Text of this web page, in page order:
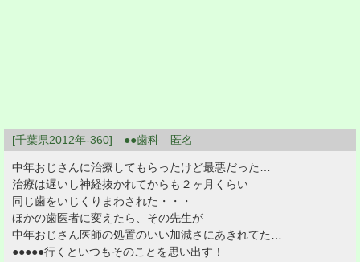
[千葉県2012年-360] ●●歯科 匿名
中年おじさんに治療してもらったけど最悪だった…
治療は遅いし神経抜かれてからも２ヶ月くらい
同じ歯をいじくりまわされた・・・
ほかの歯医者に変えたら、その先生が
中年おじさん医師の処置のいい加減さにあきれてた…
●●●●●行くといつもそのことを思い出す！